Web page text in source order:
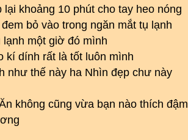
khoảng 10 phút cho tay heo nóng
bỏ vào trong ngăn mắt tụ lạnh
một giờ đó mình
kí dính rất là tốt luôn mình
như thế này ha Nhìn đẹp chư này
không cũng vừa bạn nào thích đậm